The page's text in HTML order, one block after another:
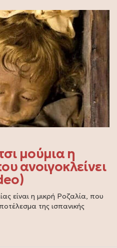
μούμια η
ανοιγοκλείνει
είναι η μικρή Ροζαλία, που
της ισπανικής